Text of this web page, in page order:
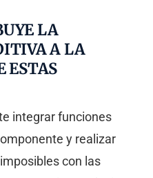
LA
A LA
ESTAS
integrar funciones
y realizar
con las